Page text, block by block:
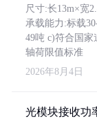
尺寸:长13m×宽
承载能力:标载
49吨 c)符合国家
轴荷限值标准
2026年8月4日
光模块接收功